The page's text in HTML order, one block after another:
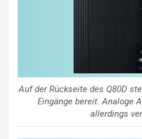
Auf der Rückseite des Q80D
Eingänge bereit. Analoge
allerdings